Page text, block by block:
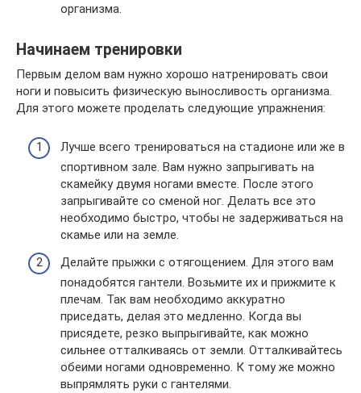
организма.
Начинаем тренировки
Первым делом вам нужно хорошо натренировать свои
ноги и повысить физическую выносливость организма.
Для этого можете проделать следующие упражнения:
Лучше всего тренироваться на стадионе или же в
спортивном зале. Вам нужно запрыгивать на
скамейку двумя ногами вместе. После этого
запрыгивайте со сменой ног. Делать все это
необходимо быстро, чтобы не задерживаться на
скамье или на земле.
Делайте прыжки с отягощением. Для этого вам
понадобятся гантели. Возьмите их и прижмите к
плечам. Так вам необходимо аккуратно
приседать, делая это медленно. Когда вы
присядете, резко выпрыгивайте, как можно
сильнее отталкиваясь от земли. Отталкивайтесь
обеими ногами одновременно. К тому же можно
выпрямлять руки с гантелями.